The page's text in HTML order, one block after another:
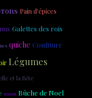
Pain d'épices
Galettes des rois
quiche Confiture
Légumes
et la Bête
naans Bûche de Noel